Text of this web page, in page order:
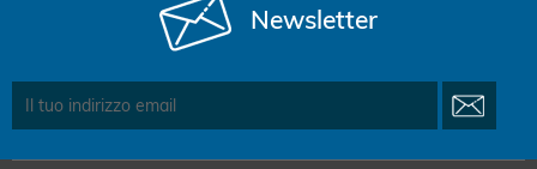
Newsletter